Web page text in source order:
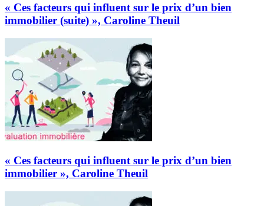
« Ces facteurs qui influent sur le prix d’un bien
immobilier (suite) », Caroline Theuil
« Ces facteurs qui influent sur le prix d’un bien
immobilier », Caroline Theuil